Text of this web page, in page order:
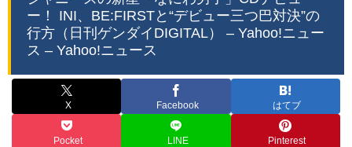
ー！ INI、BE:FIRSTと“デビュー三つ巴対決”の
行方（日刊ゲンダイDIGITAL） – Yahoo!ニュー
ス – Yahoo!ニュース
X Facebook はてブ
Pocket LINE Pinterest